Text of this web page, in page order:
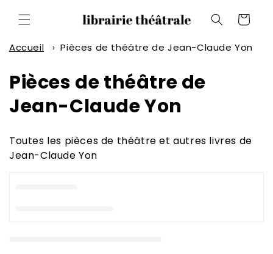
passer
au
Panier
Accueil › Pièces de théâtre de Jean-Claude Yon
C
o
l
Pièces de théâtre de
Jean-Claude Yon
Toutes les pièces de théâtre et autres livres de
Jean-Claude Yon